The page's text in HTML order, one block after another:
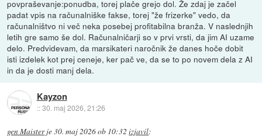
povpraševanje:ponudba, torej plače grejo dol. Že zdaj je začel
padat vpis na računalniške fakse, torej "že frizerke" vedo, da
računalništvo ni več neka posebej profitabilna branža. V naslednjih
letih gre samo še dol. Računalničarji so v prvi vrsti, da jim AI uzame
delo. Predvidevam, da marsikateri naročnik že danes hoče dobit
isti izdelek kot prej ceneje, ker pač ve, da se to po novem dela z AI
in da je dosti manj dela.
Kayzon
::30. maj 2026, 21:26
gen Maisterje30. maj 2026 ob 10:32 izjavil: